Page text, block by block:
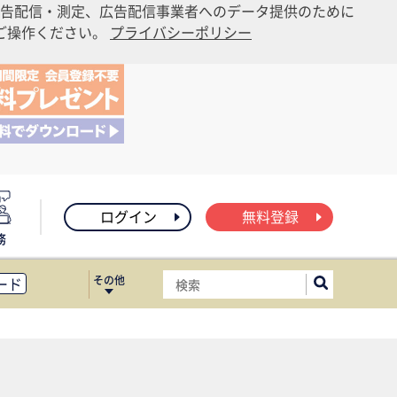
配信・測定、広告配信事業者へのデータ提供のために
作ください。 プライバシーポリシー
ログイン 無料登録
ド
ス移転
その他